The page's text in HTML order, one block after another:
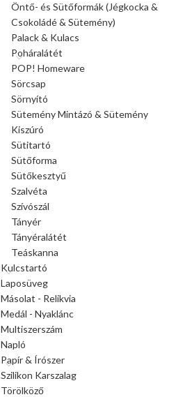
Öntő- és Sütőformák (Jégkocka &
Csokoládé & Sütemény)
Palack & Kulacs
Poháralátét
POP! Homeware
Sörcsap
Sörnyító
Sütemény Mintázó & Sütemény
Kiszúró
Sütitartó
Sütőforma
Sütőkesztyű
Szalvéta
Szívószál
Tányér
Tányéralátét
Teáskanna
Kulcstartó
Laposüveg
Másolat - Relikvia
Medál - Nyaklánc
Multiszerszám
Napló
Papír & Írószer
Szilikon Karszalag
Törölköző